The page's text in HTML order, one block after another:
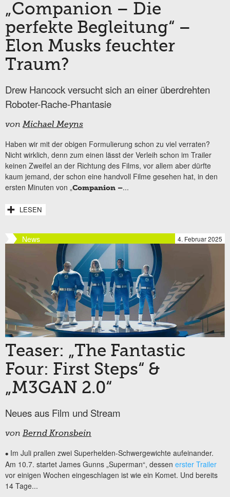
„Companion – Die
perfekte Begleitung“ –
Elon Musks feuchter
Traum?
Drew Hancock versucht sich an einer überdrehten
Roboter-Rache-Phantasie
vonMichael Meyns
Haben wir mit der obigen Formulierung schon zu viel verraten?
Nicht wirklich, denn zum einen lässt der Verleih schon im Trailer
keinen Zweifel an der Richtung des Films, vor allem aber dürfte
kaum jemand, der schon eine handvoll Filme gesehen hat, in den
ersten Minuten von „Companion –...
LESEN
News 4. Februar 2025
Teaser: „The Fantastic
Four: First Steps“ &
„M3GAN 2.0“
Neues aus Film und Stream
von Bernd Kronsbein
• Im Juli prallen zwei Superhelden-Schwergewichte aufeinander.
Am 10.7. startet James Gunns „Superman“, dessen erster Trailer
vor einigen Wochen eingeschlagen ist wie ein Komet. Und bereits
14 Tage...